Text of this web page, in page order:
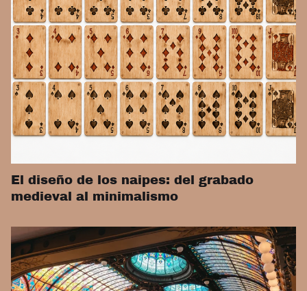
El diseño de los naipes: del grabado
medieval al minimalismo